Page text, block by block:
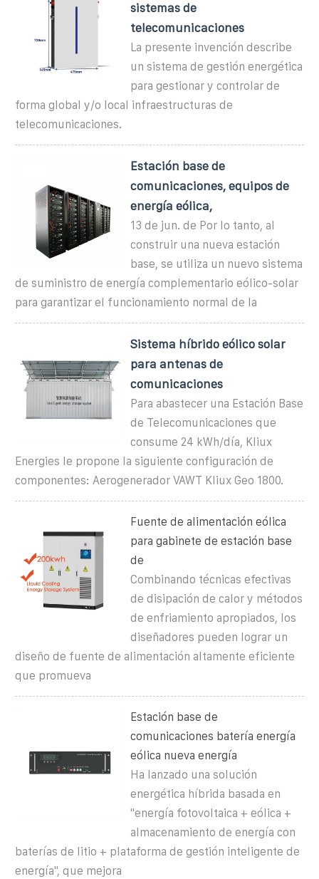
sistemas de
telecomunicaciones
La presente invención describe
un sistema de gestión energética
para gestionar y controlar de
forma global y/o local infraestructuras de
telecomunicaciones.
Estación base de
comunicaciones, equipos de
energía eólica,
13 de jun. de Por lo tanto, al
construir una nueva estación
base, se utiliza un nuevo sistema
de suministro de energía complementario eólico-solar
para garantizar el funcionamiento normal de la
Sistema híbrido eólico solar
para antenas de
comunicaciones
Para abastecer una Estación Base
de Telecomunicaciones que
consume 24 kWh/día, Kliux
Energies le propone la siguiente configuración de
componentes: Aerogenerador VAWT Kliux Geo 1800.
Fuente de alimentación eólica
para gabinete de estación base
de
Combinando técnicas efectivas
de disipación de calor y métodos
de enfriamiento apropiados, los
diseñadores pueden lograr un
diseño de fuente de alimentación altamente eficiente
que promueva
Estación base de
comunicaciones batería energía
eólica nueva energía
Ha lanzado una solución
energética híbrida basada en
"energía fotovoltaica + eólica +
almacenamiento de energía con
baterías de litio + plataforma de gestión inteligente de
energía", que mejora